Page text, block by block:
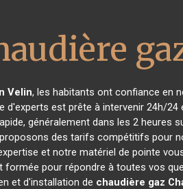
Velin, les habitants ont confiance en
d'experts est prête à intervenir 24h/
généralement dans les 2 heures
des tarifs compétitifs pour
et notre matériel de pointe
formée pour répondre à toutes vos
et d'installation de chaudière gaz